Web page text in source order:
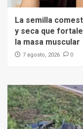
La semilla
y seca que
la masa muscular
7 agosto, 2026 0